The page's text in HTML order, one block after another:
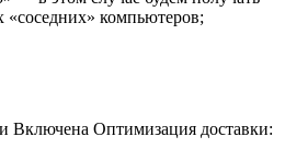
«соседних» компьютеров;
Включена Оптимизация доставки: